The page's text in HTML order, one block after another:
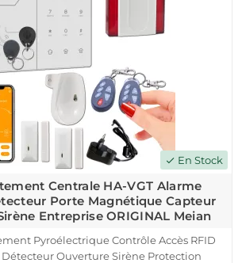
check En Stock
Centrale HA-VGT Alarme
Porte Magnétique Capteur
Entreprise ORIGINAL Meian
Pyroélectrique Contrôle Accès RFID
Détecteur Ouverture Sirène Protection